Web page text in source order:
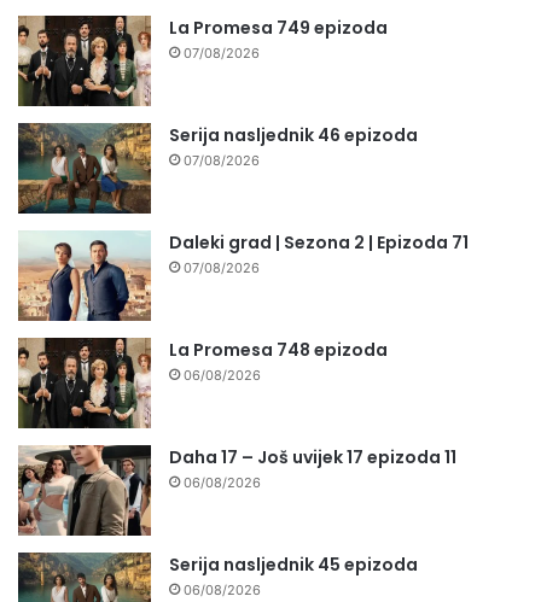
La Promesa 749 epizoda
07/08/2026
Serija nasljednik 46 epizoda
07/08/2026
Daleki grad | Sezona 2 | Epizoda 71
07/08/2026
La Promesa 748 epizoda
06/08/2026
Daha 17 – Još uvijek 17 epizoda 11
06/08/2026
Serija nasljednik 45 epizoda
06/08/2026